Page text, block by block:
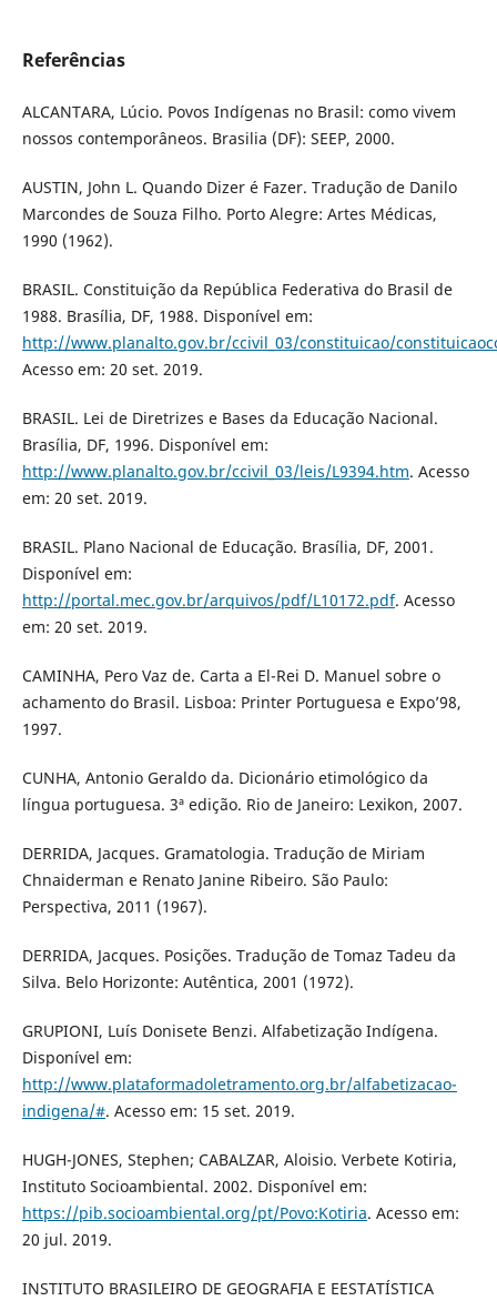
Referências
ALCANTARA, Lúcio. Povos Indígenas no Brasil: como vivem
nossos contemporâneos. Brasilia (DF): SEEP, 2000.
AUSTIN, John L. Quando Dizer é Fazer. Tradução de Danilo
Marcondes de Souza Filho. Porto Alegre: Artes Médicas,
1990 (1962).
BRASIL. Constituição da República Federativa do Brasil de
1988. Brasília, DF, 1988. Disponível em:
http://www.planalto.gov.br/ccivil_03/constituicao/
Acesso em: 20 set. 2019.
BRASIL. Lei de Diretrizes e Bases da Educação Nacional.
Brasília, DF, 1996. Disponível em:
http://www.planalto.gov.br/ccivil_03/leis/L9394.htm. Acesso
em: 20 set. 2019.
BRASIL. Plano Nacional de Educação. Brasília, DF, 2001.
Disponível em:
http://portal.mec.gov.br/arquivos/pdf/L10172.pdf. Acesso
em: 20 set. 2019.
CAMINHA, Pero Vaz de. Carta a El-Rei D. Manuel sobre o
achamento do Brasil. Lisboa: Printer Portuguesa e Expo’98,
1997.
CUNHA, Antonio Geraldo da. Dicionário etimológico da
língua portuguesa. 3ª edição. Rio de Janeiro: Lexikon, 2007.
DERRIDA, Jacques. Gramatologia. Tradução de Miriam
Chnaiderman e Renato Janine Ribeiro. São Paulo:
Perspectiva, 2011 (1967).
DERRIDA, Jacques. Posições. Tradução de Tomaz Tadeu da
Silva. Belo Horizonte: Autêntica, 2001 (1972).
GRUPIONI, Luís Donisete Benzi. Alfabetização Indígena.
Disponível em:
http://www.plataformadoletramento.org.br/alfabetizacao-
indigena/#. Acesso em: 15 set. 2019.
HUGH-JONES, Stephen; CABALZAR, Aloisio. Verbete Kotiria,
Instituto Socioambiental. 2002. Disponível em:
https://pib.socioambiental.org/pt/Povo:Kotiria. Acesso em:
20 jul. 2019.
INSTITUTO BRASILEIRO DE GEOGRAFIA E EESTATÍSTICA